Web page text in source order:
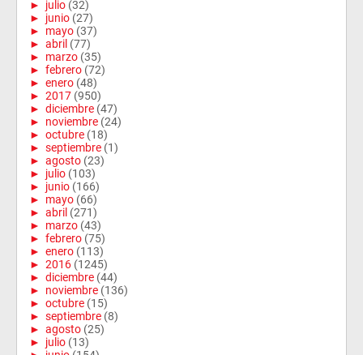
► julio (32)
► junio (27)
► mayo (37)
► abril (77)
► marzo (35)
► febrero (72)
► enero (48)
► 2017 (950)
► diciembre (47)
► noviembre (24)
► octubre (18)
► septiembre (1)
► agosto (23)
► julio (103)
► junio (166)
► mayo (66)
► abril (271)
► marzo (43)
► febrero (75)
► enero (113)
► 2016 (1245)
► diciembre (44)
► noviembre (136)
► octubre (15)
► septiembre (8)
► agosto (25)
► julio (13)